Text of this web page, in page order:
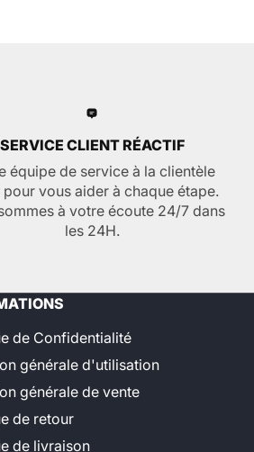
SERVICE CLIENT RÉACTIF
équipe de service à la clientèle
pour vous aider à chaque étape.
à votre écoute 24/7 dans
les 24H.
de Confidentialité
générale d'utilisation
générale de vente
de retour
de livraison